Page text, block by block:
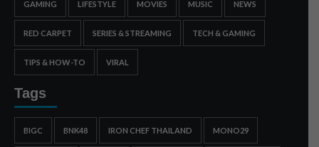
GAMING LIFESTYLE MOVIES MUSIC NEWS
RED CARPET SERIES & STREAMING TECH & GAMING
TIPS & HOW-TO VIRAL
Tags
BIGC BNK48 IRON CHEF THAILAND MONO29